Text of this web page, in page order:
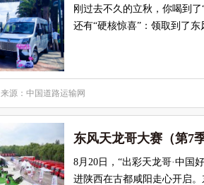
刚过去不久的立秋，你喝到
还有“硬核惊喜”：领取到了
来源：中国道路运输网
东风天龙哥大赛（第7
8月20日，“出彩天龙哥·中国
进陕西在古都咸阳走心开启